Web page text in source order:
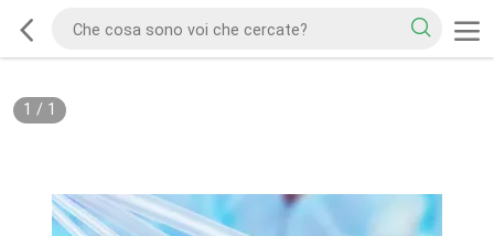
1 / 1